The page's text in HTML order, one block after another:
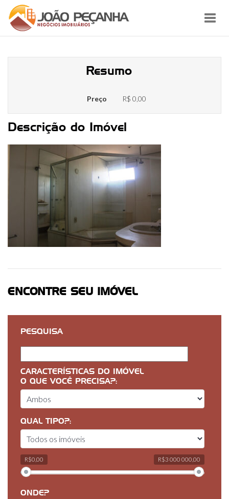
Resumo
Preço R$ 0,00
Descrição do Imóvel
ENCONTRE SEU IMÓVEL
PESQUISA
CARACTERÍSTICAS DO IMÓVEL
O QUE VOCÊ PRECISA?:
QUAL TIPO?:
R$0,00 R$3 000 000,00
ONDE?